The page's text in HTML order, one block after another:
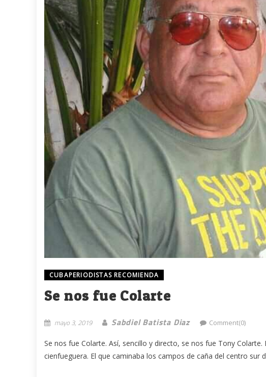
CUBAPERIODISTAS RECOMIENDA
Se nos fue Colarte
mayo 3, 2019 Sabdiel Batista Diaz Comment(0)
Se nos fue Colarte. Así, sencillo y directo, se nos fue Tony
cienfueguera. El que caminaba los campos de caña del centro sur